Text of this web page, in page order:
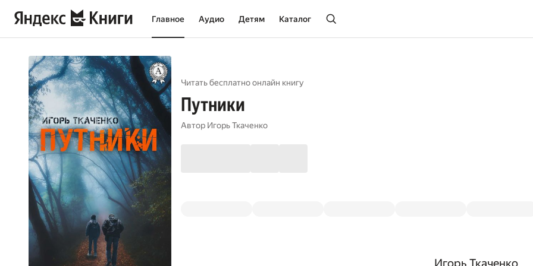
Главное Аудио Детям Каталог
Читать бесплатно онлайн книгу
Путники
Автор Игорь Ткаченко